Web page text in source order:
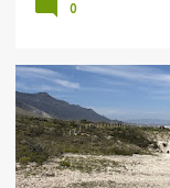
0
SALTILLO